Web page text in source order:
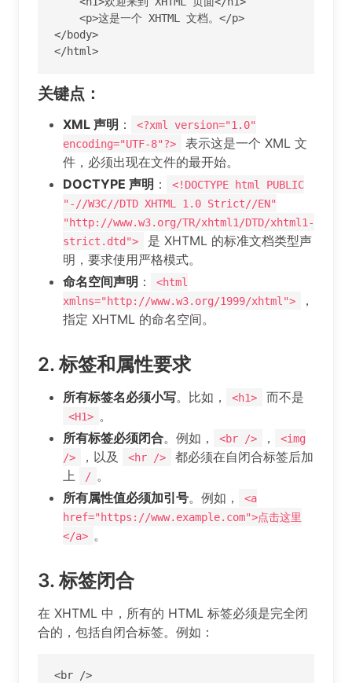
</body>
</html>
关键点：
XML 声明 ：
<?xml version="1.0"
encoding="UTF-8"?>
表示这是一个 XML 文
件，必须出现在文件的最开始。
DOCTYPE 声明 ：
<!DOCTYPE html PUBLIC
"-//W3C//DTD XHTML 1.0 Strict//EN"
"http://www.w3.org/TR/xhtml1/DTD/xhtml1-
strict.dtd">
是 XHTML 的标准文档类型声
明，要求使用严格模式。
命名空间声明 ：
<html
xmlns="http://www.w3.org/1999/xhtml">
，
指定 XHTML 的命名空间。
2.标签和属性要求
所有标签名必须小写。比如， <h1> 而不是
<H1> 。
所有标签必须闭合。例如， <br /> ，
<img
/>
，以及 <hr />
都必须在自闭合标签后加
上
/ 。
所有属性值必须加引号。例如，
<a
href="https://www.example.com">点击这里
</a> 。
3.标签闭合
在 XHTML 中，所有的 HTML 标签必须是完全闭
合的，包括自闭合标签。例如：
<br />